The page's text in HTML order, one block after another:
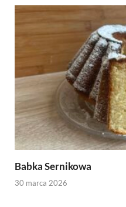
Babka Sernikowa
30 marca 2026